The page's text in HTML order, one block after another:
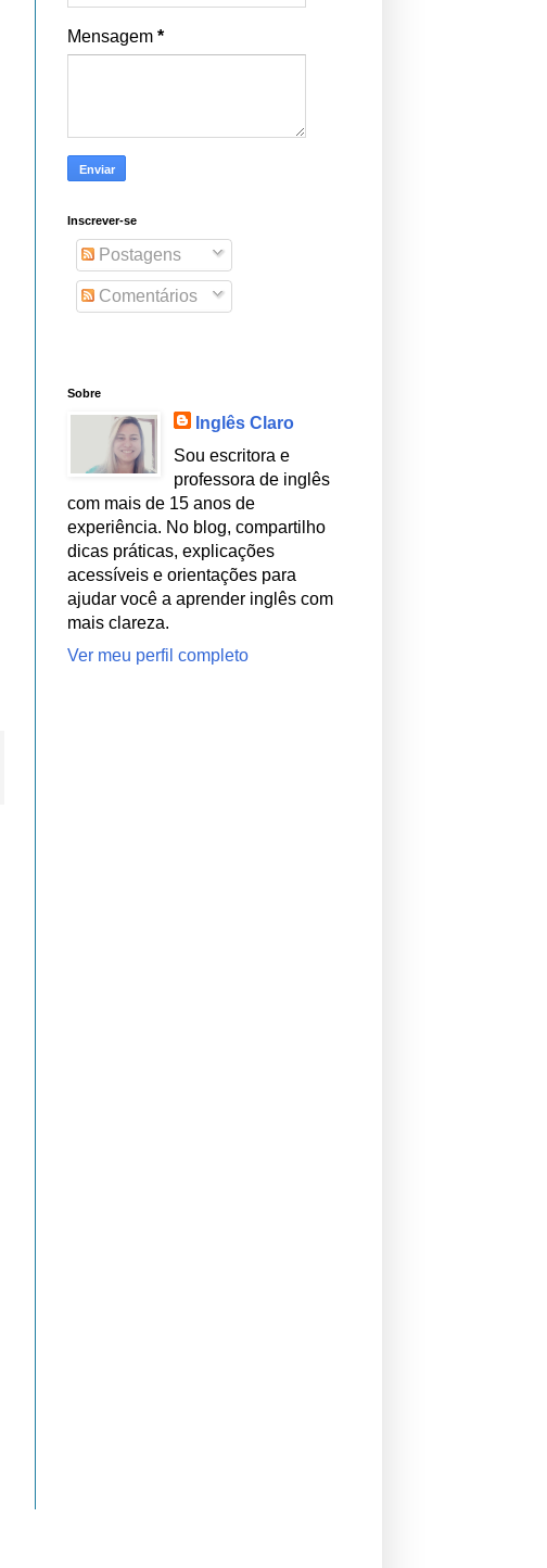
Mensagem *
Inscrever-se
Postagens
Comentários
Sobre
Inglês Claro
Sou escritora e
professora de inglês
com mais de 15 anos de
experiência. No blog, compartilho
dicas práticas, explicações
acessíveis e orientações para
ajudar você a aprender inglês com
mais clareza.
Ver meu perfil completo